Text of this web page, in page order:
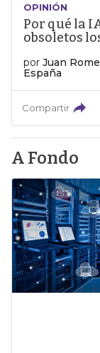
OPINIÓN
Por qué la
obsoletos
por Juan
España
Compartir
A Fondo